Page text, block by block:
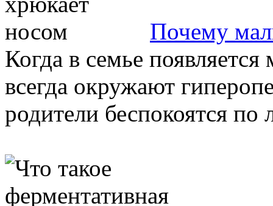
Почему
Когда в семье
всегда окружают
родители беспокоятся